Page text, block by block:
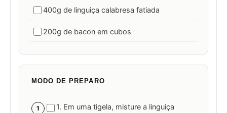
400g de linguiça calabresa fatiada
200g de bacon em cubos
MODO DE PREPARO
1
1. Em uma tigela, misture a linguiça